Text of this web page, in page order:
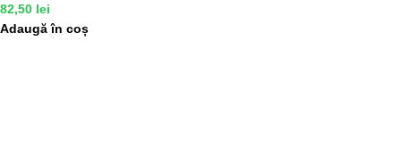
82,50 lei
Adaugă în coș